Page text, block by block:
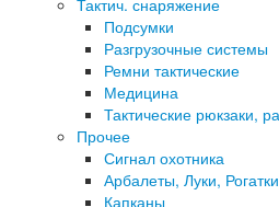
Тактич. снаряжение
Подсумки
Разгрузочные системы
Ремни тактические
Медицина
Тактические рюкзаки,
Прочее
Сигнал охотника
Арбалеты, Луки, Рогатки
Капканы